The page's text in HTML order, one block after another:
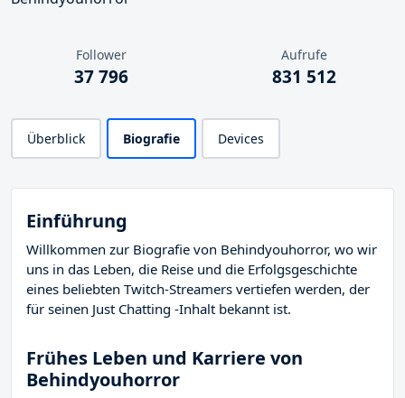
Follower
37 796
Aufrufe
831 512
Überblick Biografie Devices
Einführung
Willkommen zur Biografie von Behindyouhorror, wo wir
uns in das Leben, die Reise und die Erfolgsgeschichte
eines beliebten Twitch-Streamers vertiefen werden, der
für seinen Just Chatting -Inhalt bekannt ist.
Frühes Leben und Karriere von
Behindyouhorror